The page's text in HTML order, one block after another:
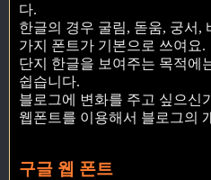
다.
한글의 경우 굴림, 돋움, 궁서,
가지 폰트가 기본으로 쓰여요.
단지 한글을 보여주는 목적에
쉽습니다.
블로그에 변화를 주고 싶으신
웹폰트를 이용해서 블로그의
구글 웹 폰트